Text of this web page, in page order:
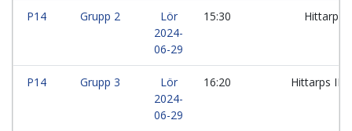
P14 Grupp 2
Lör
2024-
06-29
15:30 Hittarps
P14 Grupp 3
Lör
2024-
06-29
16:20 Hittarps